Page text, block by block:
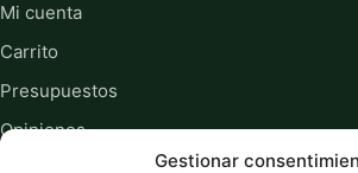
Gestionar
Mi cuenta
Carrito
Presupuestos
Opiniones